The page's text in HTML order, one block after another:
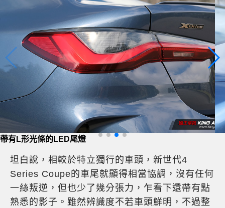
尾廂蓋上的擾流板
坦白說，相較於特立獨行的車頭，新世代4
Series Coupe的車尾就顯得相當協調，沒有任何
一絲叛逆，但也少了幾分張力，乍看下還帶有點
熟悉的影子。雖然辨識度不若車頭鮮明，不過整